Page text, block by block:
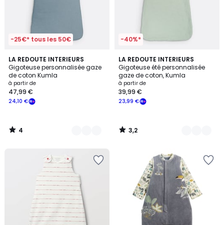
-25€* tous les 50€
LA REDOUTE INTERIEURS
Gigoteuse personnalisée gaze
de coton Kumla
à partir de
24,10 €
47,99 €
4
/
5
4
Couleurs
4
/
-40%*
LA REDOUTE INTERIEURS
Gigoteuse été personnalisée
gaze de coton, Kumla
à partir de
23,99 €
39,99 €
3,2
/ 5
4
Couleurs
3,2
/